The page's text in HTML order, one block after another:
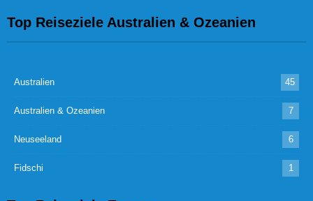
Top Reiseziele Australien & Ozeanien
Australien 45
Australien & Ozeanien 7
Neuseeland 6
Fidschi 1